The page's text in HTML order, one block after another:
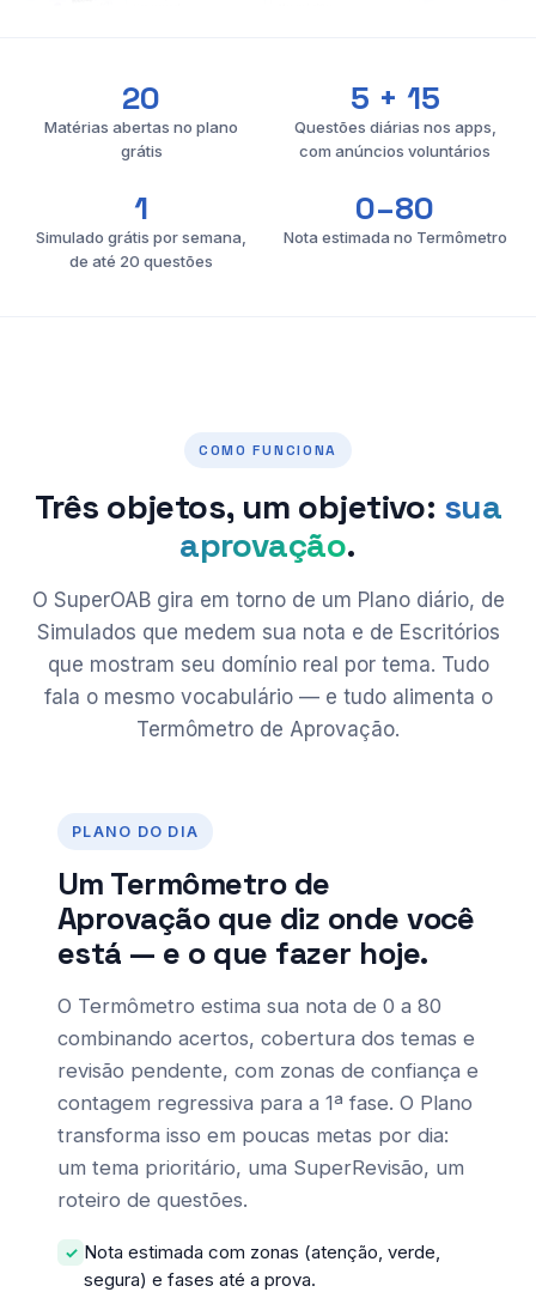
20
Matérias abertas no plano
grátis
5 + 15
Questões diárias nos apps,
com anúncios voluntários
1
Simulado grátis por semana,
de até 20 questões
0–80
Nota estimada no Termômetro
COMO FUNCIONA
Três objetos, um objetivo: sua
aprovação.
O SuperOAB gira em torno de um Plano diário, de
Simulados que medem sua nota e de Escritórios
que mostram seu domínio real por tema. Tudo
fala o mesmo vocabulário — e tudo alimenta o
Termômetro de Aprovação.
PLANO DO DIA
Um Termômetro de
Aprovação que diz onde você
está — e o que fazer hoje.
O Termômetro estima sua nota de 0 a 80
combinando acertos, cobertura dos temas e
revisão pendente, com zonas de confiança e
contagem regressiva para a 1ª fase. O Plano
transforma isso em poucas metas por dia:
um tema prioritário, uma SuperRevisão, um
roteiro de questões.
Nota estimada com zonas (atenção, verde,
segura) e fases até a prova.